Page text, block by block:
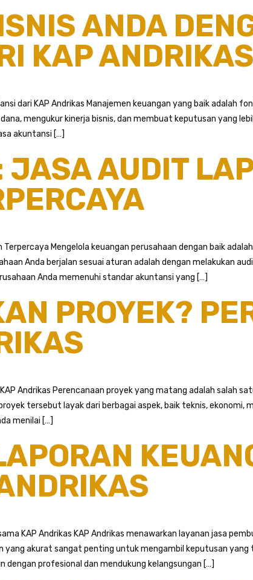
ANDA
KAP ANDRIKAS
dari KAP Andrikas Manajemen keuangan yang baik adalah
mengukur kinerja bisnis, dan membuat keputusan yang
akuntansi […]
JASA AUDIT
Terpercaya Mengelola keuangan perusahaan dengan baik
Anda berjalan sesuai aturan adalah dengan melakukan
Anda memenuhi standar akuntansi yang […]
PROYEK?
Andrikas Perencanaan proyek yang matang adalah salah
tersebut layak dari berbagai aspek, baik teknis, ekonomi,
menilai […]
KAP Andrikas KAP Andrikas menawarkan layanan jasa
yang akurat sangat penting untuk mengambil keputusan
profesional dan mendukung kelangsungan […]